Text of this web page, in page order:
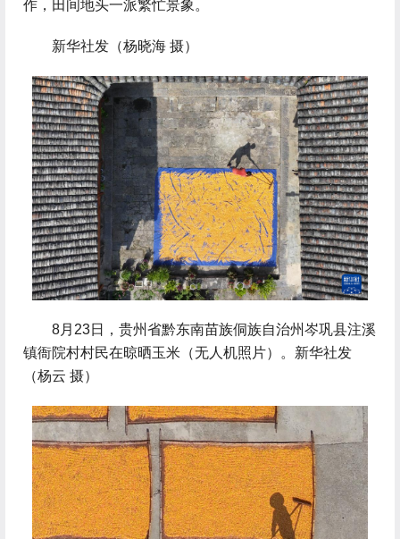
作，田间地头一派繁忙景象。
新华社发（杨晓海 摄）
8月23日，贵州省黔东南苗族侗族自治州岑巩县注溪
镇衙院村村民在晾晒玉米（无人机照片）。新华社发
（杨云 摄）